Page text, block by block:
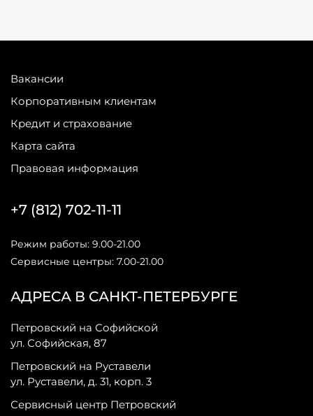
Вакансии
Корпоративным клиентам
Кредит и страхование
Карта сайта
Правовая информация
АДРЕСА В САНКТ-ПЕТЕРБУРГЕ
Петровский на Софийской
ул. Софийская, 87
Петровский на Руставели
ул. Руставели, д. 31, корп. 3
Сервисный центр Петровский
+7 (812) 702-11-11
Режим работы: 9.00-21.00
Сервисные центры: 7.00-21.00